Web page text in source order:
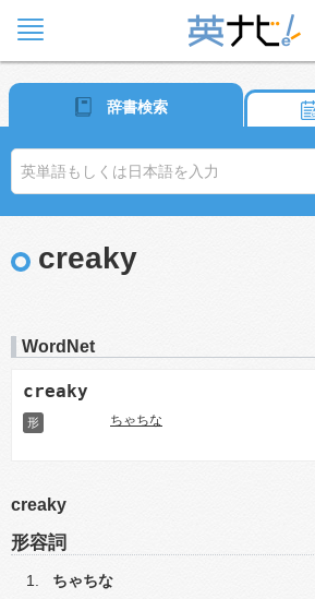
辞書検索
creaky
WordNet
creaky
形 ちゃちな
creaky
形容詞
ちゃちな